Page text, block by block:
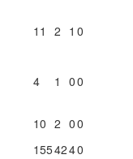
11 2 1 0
4 1 00
10 2 00
1554240